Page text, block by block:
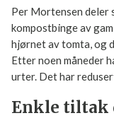
Mortensens
Per Mortensen deler
hjørnet av tomta, og